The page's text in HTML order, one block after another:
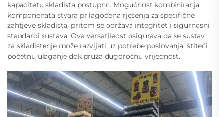
kapacitetu skladista postupno. Mogućnost kombiniranja
komponenata stvara prilagođena rješenja za specifične
zahtjeve skladista, pritom se održava integritet i sigurnosni
standardi sustava. Ova versatileost osigurava da se sustav
za skladistenje može razvijati uz potrebe poslovanja, štiteći
početnu ulaganje dok pruža dugoročnu vrijednost.